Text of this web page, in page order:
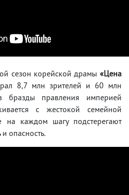
сезон корейской драмы «Цена
8,7 млн зрителей и 60 млн
бразды правления империей
с жестокой семейной
на каждом шагу подстерегают
и опасность.